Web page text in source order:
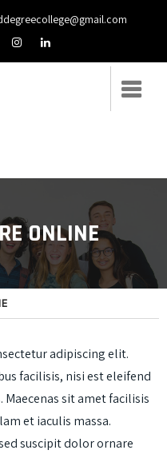
ONLINE
adipiscing elit.
facilisis, nisi est eleifend
sit amet facilisis
et iaculis massa.
suscipit dolor ornare